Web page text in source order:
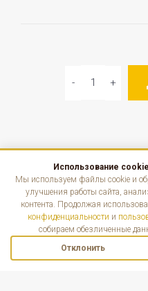
КАТАЛОГ
ИНФОРМАЦИЯ
КОНТАКТЫ
Использование
Мы используем файлы cookie и
улучшения работы сайта,
контента. Продолжая
конфиденциальности и
собираем обезличенные
Отклонить